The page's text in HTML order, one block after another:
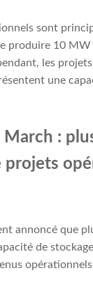
sont
produire 10
les
une
:
projets
annoncé que
de